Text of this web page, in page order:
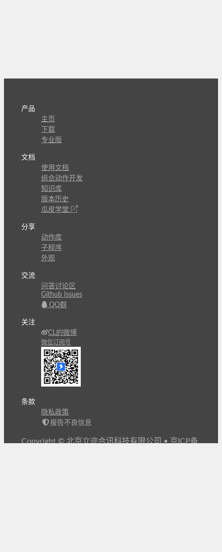
产品
主页
下载
专业版
文档
使用文档
组合动作开发
知识库
版本历史
瓜皮学堂
分享
动作库
子程序
外观
交流
问答讨论区
Github Issues
QQ群
关注
CL的微博
微信订阅号
条款
隐私政策
报告不良信息
Copyright © 北京立迩合讯科技有限公司 • 京ICP备